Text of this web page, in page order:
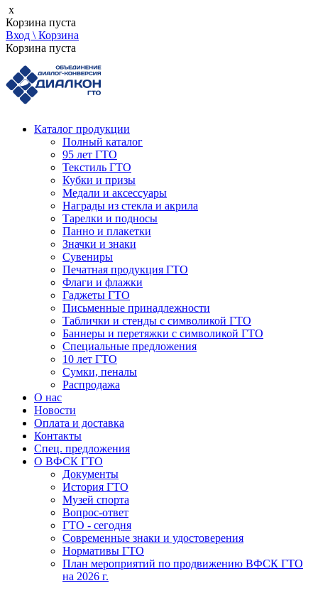
x
Корзина пуста
Вход \ Корзина
Корзина пуста
Каталог продукции
Полный каталог
95 лет ГТО
Текстиль ГТО
Кубки и призы
Медали и аксессуары
Награды из стекла и акрила
Тарелки и подносы
Панно и плакетки
Значки и знаки
Сувениры
Печатная продукция ГТО
Флаги и флажки
Гаджеты ГТО
Письменные принадлежности
Таблички и стенды с символикой ГТО
Баннеры и перетяжки с символикой ГТО
Специальные предложения
10 лет ГТО
Сумки, пеналы
Распродажа
О нас
Новости
Оплата и доставка
Контакты
Спец. предложения
О ВФСК ГТО
Документы
История ГТО
Музей спорта
Вопрос-ответ
ГТО - сегодня
Современные знаки и удостоверения
Нормативы ГТО
План мероприятий по продвижению ВФСК ГТО
на 2026 г.